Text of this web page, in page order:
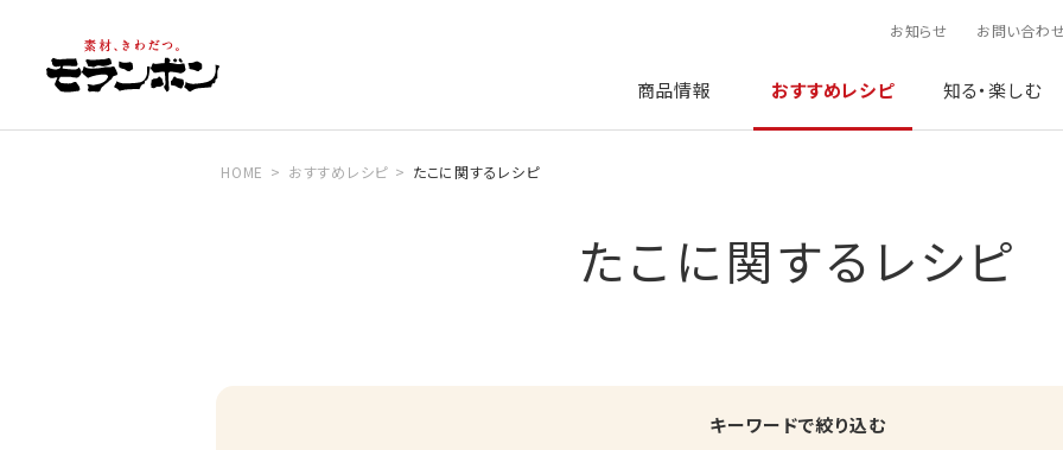
お知らせ お問い合わ
商品情報 おすすめレシピ 知る・楽しむ
HOME おすすめレシピ たこに関するレシピ
たこに関するレシピ
キーワードで絞り込む